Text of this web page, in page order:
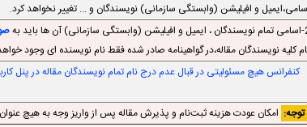
و افیلیشن (وابستگی سازمانی) نویسندگان و ... تغییر نخواهد کرد.
آن ها باید به
کلیه نویسندگان مقاله،در گواهینامه صادر شده فقط نام نویسنده ای وجود
کنفرانس هیچ مسئولیتی در قبال عدم درج نام تمام نویسندگان مقاله در پنل
توجه: امکان عودت هزینه ثبت‌نام و پذیرش مقاله پس از واریز وجه به هیچ